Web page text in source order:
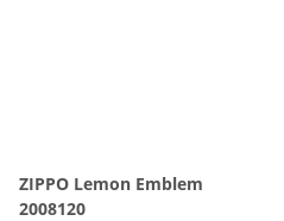
ZIPPO Lemon Emblem
2008120